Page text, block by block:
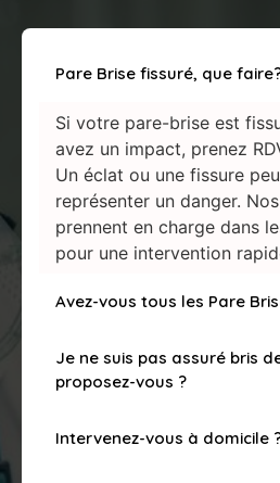
Pare Brise fissuré, que
Si votre pare-brise est
avez un impact, prenez
Un éclat ou une fissure
représenter un danger.
prennent en charge dans
pour une intervention
Avez-vous tous les Pare
Je ne suis pas assuré bris
proposez-vous ?
Intervenez-vous à domicile